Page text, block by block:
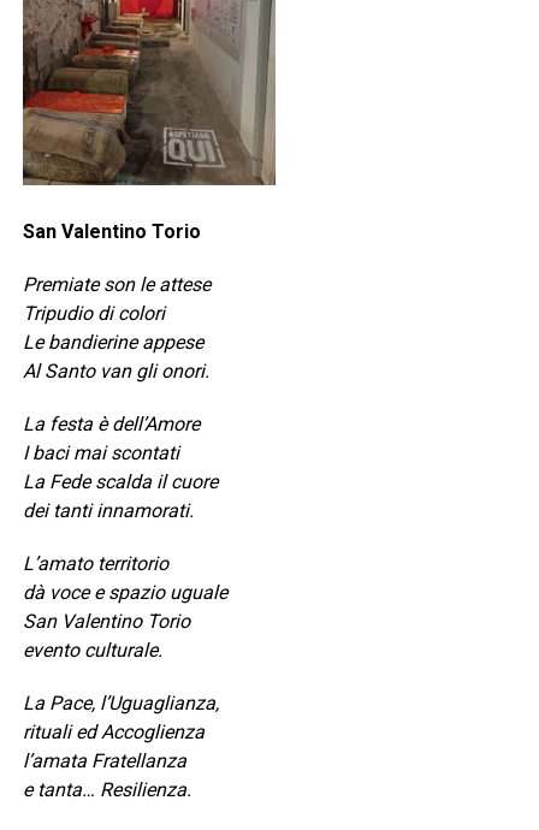
San Valentino Torio
Premiate son le attese
Tripudio di colori
Le bandierine appese
Al Santo van gli onori.
La festa è dell’Amore
I baci mai scontati
La Fede scalda il cuore
dei tanti innamorati.
L’amato territorio
dà voce e spazio uguale
San Valentino Torio
evento culturale.
La Pace, l’Uguaglianza,
rituali ed Accoglienza
l’amata Fratellanza
e tanta… Resilienza.